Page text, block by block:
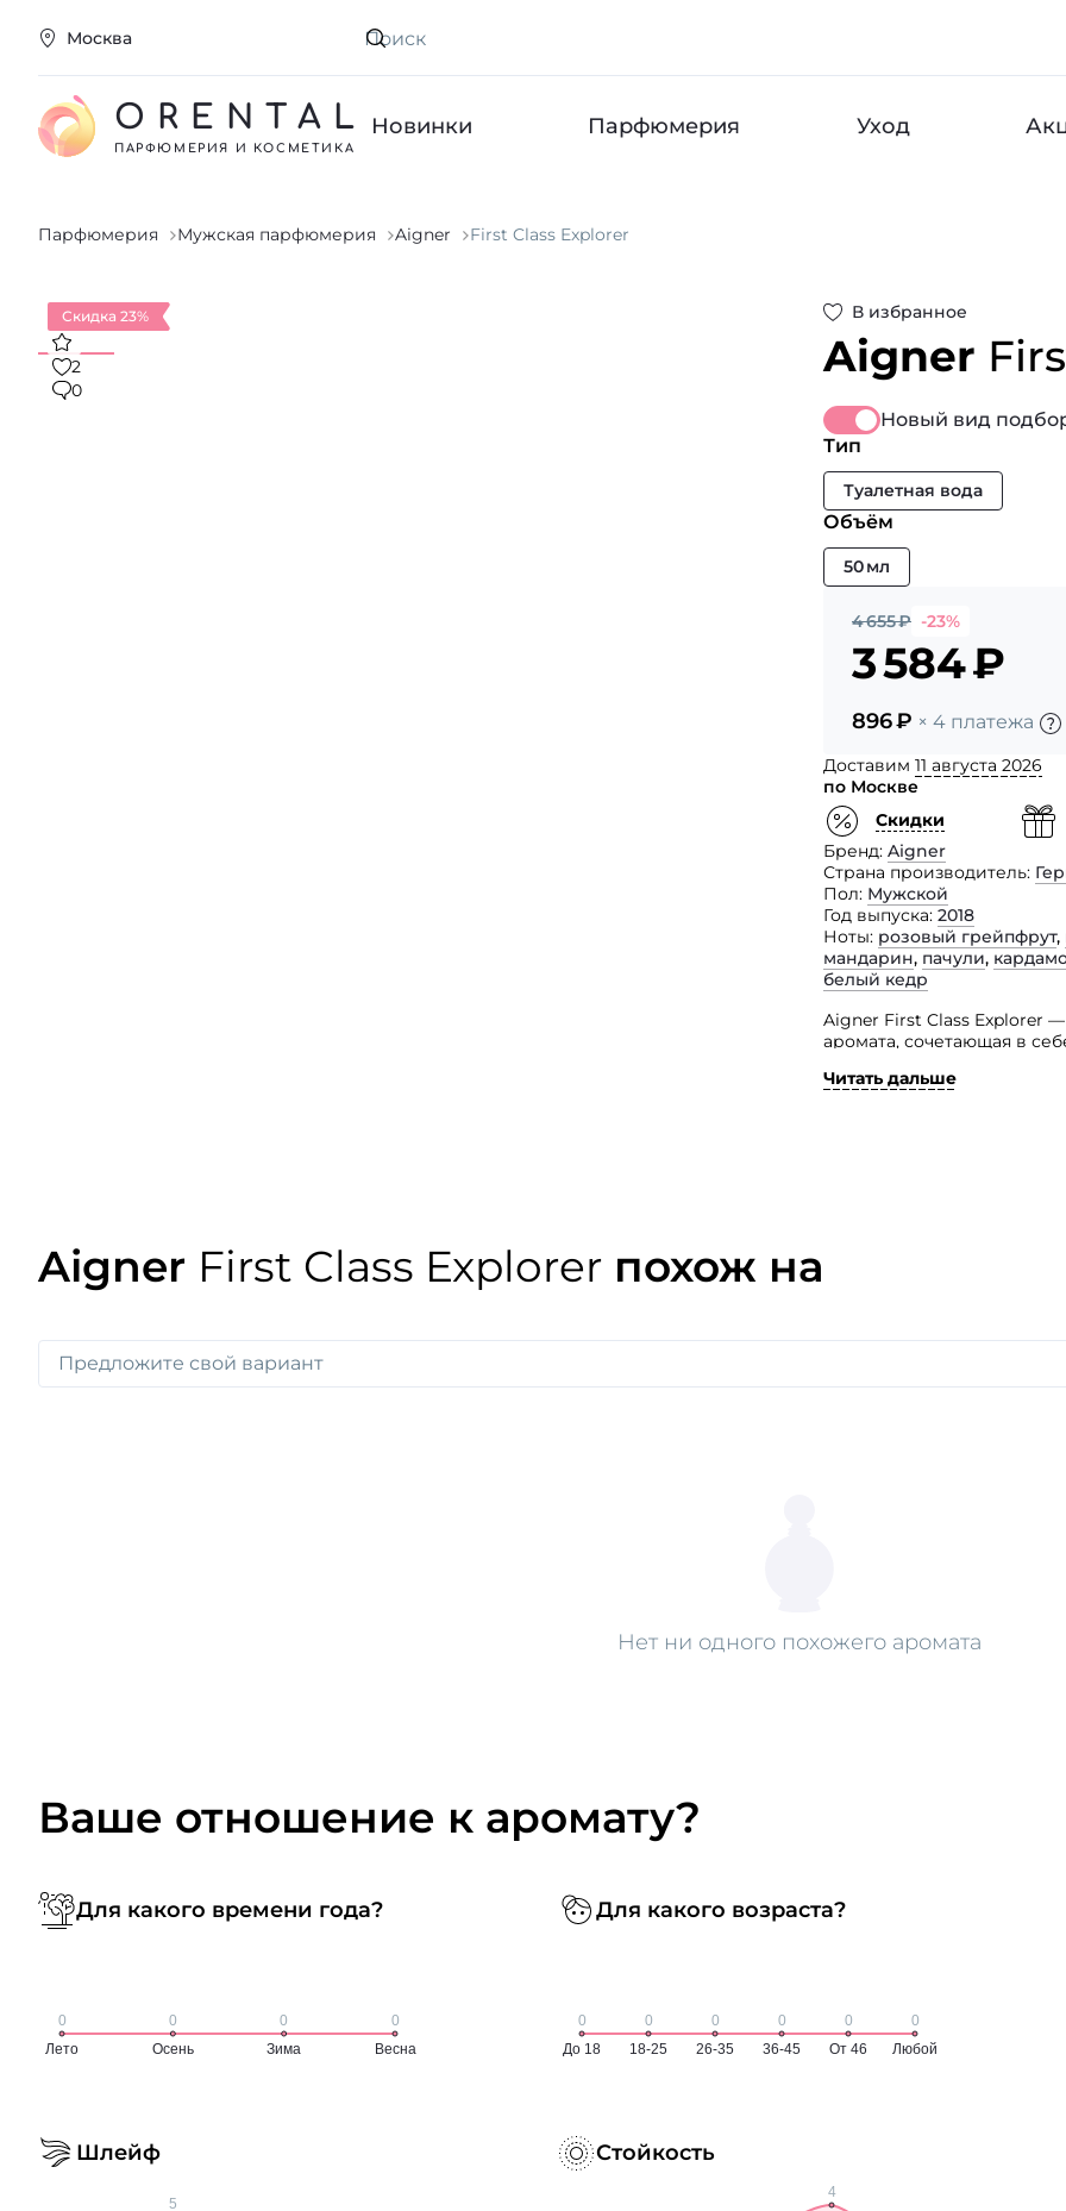
Москва Искать
ORENTAL
ПАРФЮМЕРИЯ И КОСМЕТИКА
Новинки Парфюмерия Уход
Парфюмерия Мужская парфюмерия Aigner First Class Explorer
В избранное
Aigner
Скидка 23%
2
0
Новый вид
Тип
Туалетная вода
Объём
50 мл
4 655₽ -23%
3 584₽
896₽ × 4 платежа
Доставим 11 августа 2026
по Москве
Скидки
Бренд Aigner
Страна производитель
Пол Мужской
Год выпуска 2018
Ноты розовый грейпфрут,
мандарин, пачули,
белый кедр
Aigner First Class Explorer
аромата, сочетающая в
Читать дальше
Aigner First Class Explorer похож на
Нет ни одного похожего аромата
Ваше отношение к аромату?
Для какого времени года? Для какого возраста?
Шлейф Стойкость